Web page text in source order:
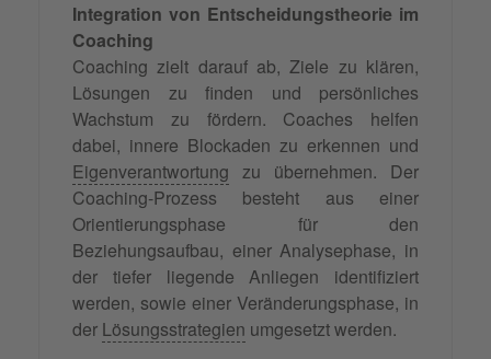
Integration von Entscheidungstheorie im
Coaching
Coaching zielt darauf ab, Ziele zu klären,
Lösungen zu finden und persönliches
Wachstum zu fördern. Coaches helfen
dabei, innere Blockaden zu erkennen und
Eigenverantwortung zu übernehmen. Der
Coaching-Prozess besteht aus einer
Orientierungsphase für den
Beziehungsaufbau, einer Analysephase, in
der tiefer liegende Anliegen identifiziert
werden, sowie einer Veränderungsphase, in
der Lösungsstrategien umgesetzt werden.